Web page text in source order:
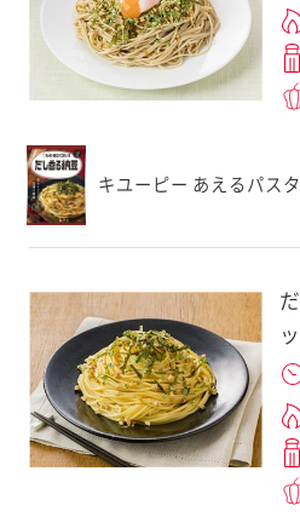
キユーピー あえるパス